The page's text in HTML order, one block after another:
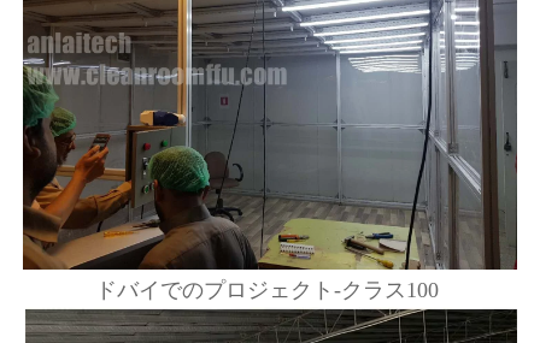
ドバイでのプロジェクト-クラス100